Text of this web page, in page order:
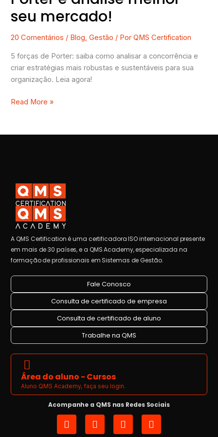
seu mercado!
20 Comentários / Blog,Gestão / PorQMS Certification
5 forças de Porter: saiba como analisar a concorrência e
criar estratégias mais robustas e sustentáveis para sua
organização. Leia agora!
Read More »
A QMS Certification é uma certificadora ISO internacional presente
em mais de 30 países, e a QMS Academy, especializada na
formação de profissionais em Sistemas de Gestão.
Fale Conosco
Consulta de certificado de empresa
Consulta de certificado de aluno
Trabalhe na QMS
Área do aluno - Cursos
Aluno QMS Academy, faça seu login.
Acompanhe a QMS nas Redes Sociais
I
n
L
i
Y
o
F
a